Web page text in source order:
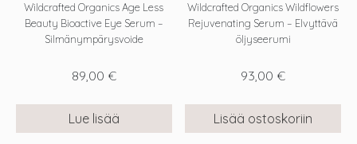
Wildcrafted Organics Age Less
Beauty Bioactive Eye Serum –
Silmänympärysvoide
89,00 €
Lue lisää
Wildcrafted Organics Wildflowers
Rejuvenating Serum – Elvyttävä
öljyseerumi
93,00 €
Lisää ostoskoriin